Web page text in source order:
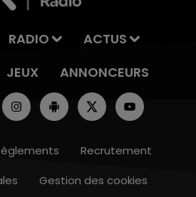
RADIO
ACTUS
JEUX ANNONCEURS
Recrutement
Gestion des cookies